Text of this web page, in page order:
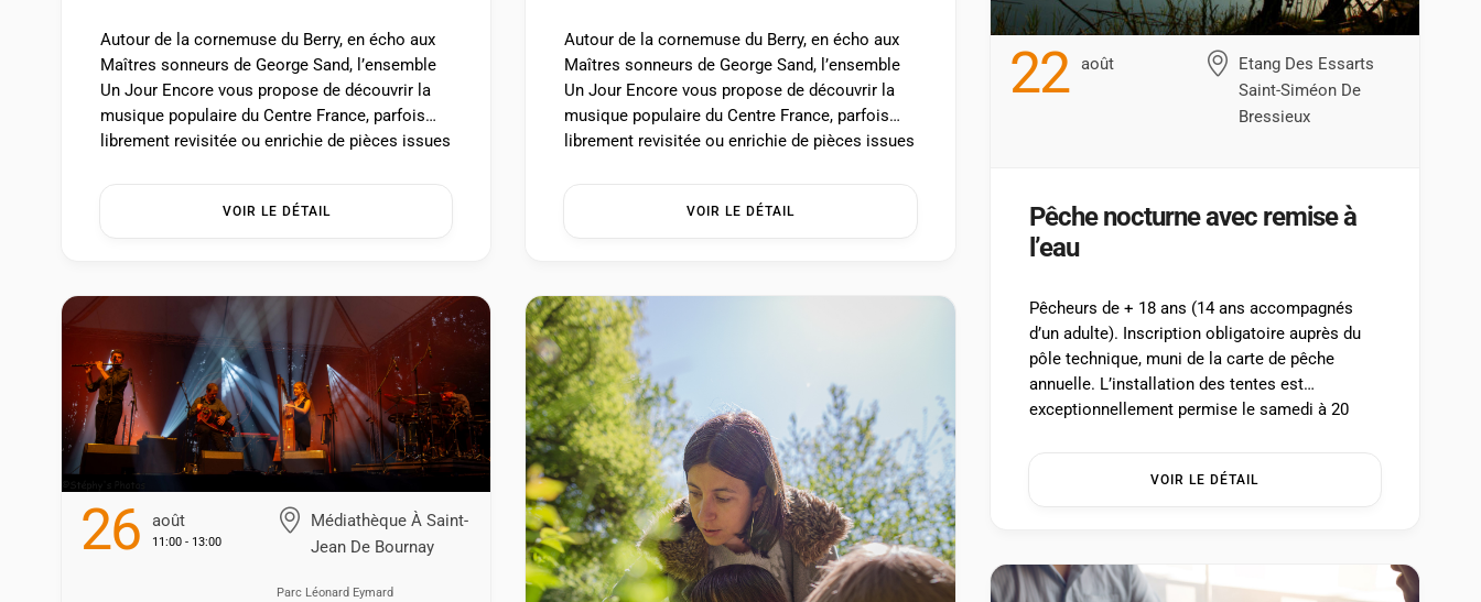
Autour de la cornemuse du Berry, en écho aux
Maîtres sonneurs de George Sand, l’ensemble
Un Jour Encore vous propose de découvrir la
musique populaire du Centre France, parfois
librement revisitée ou enrichie de pièces issues
VOIR LE DÉTAIL
Autour de la cornemuse du Berry, en écho aux
Maîtres sonneurs de George Sand, l’ensemble
Un Jour Encore vous propose de découvrir la
musique populaire du Centre France, parfois
librement revisitée ou enrichie de pièces issues
VOIR LE DÉTAIL
22 Août
Etang Des Essarts
Saint-Siméon De
Bressieux
Pêche nocturne avec remise à
l’eau
Pêcheurs de + 18 ans (14 ans accompagnés
d’un adulte). Inscription obligatoire auprès du
pôle technique, muni de la carte de pêche
annuelle. L’installation des tentes est
exceptionnellement permise le samedi à 20
VOIR LE DÉTAIL
26 Août
11:00 - 13:00
Médiathèque À Saint-
Jean De Bournay
Parc Léonard Eymard